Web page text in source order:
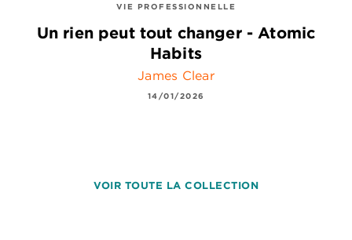
VIE PROFESSIONNELLE
Un rien peut tout changer - Atomic
Habits
James Clear
14/01/2026
VOIR TOUTE LA COLLECTION